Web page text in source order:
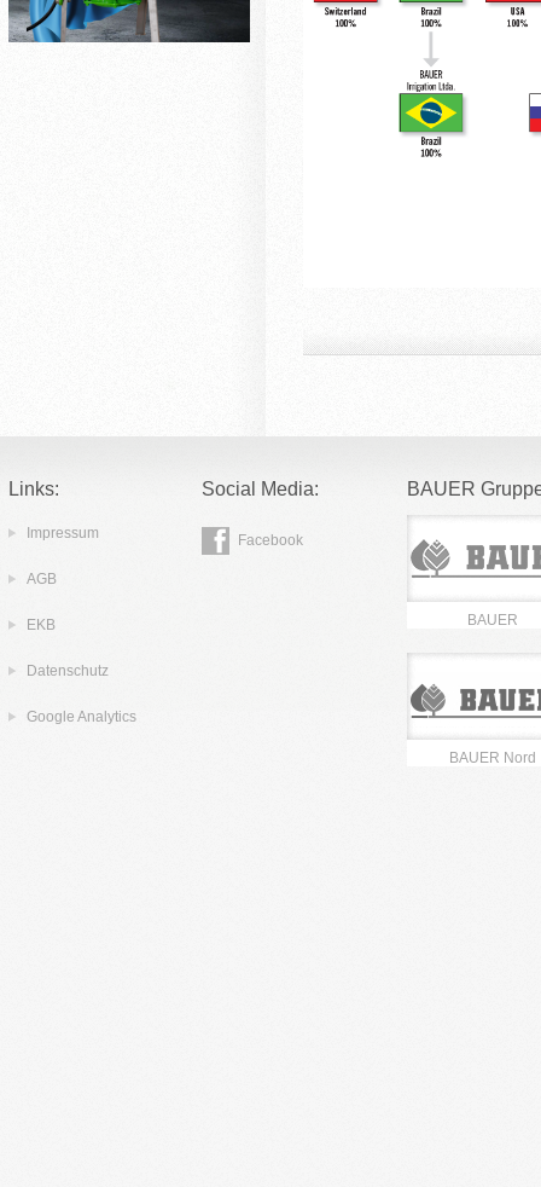
Links:
Impressum
AGB
EKB
Datenschutz
Google Analytics
Social Media:
Facebook
BAUER
BAUER
BAUER Nord